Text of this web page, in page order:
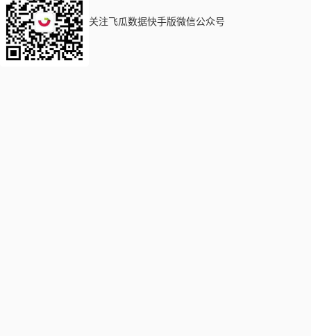
关注飞瓜数据快手版微信公众号